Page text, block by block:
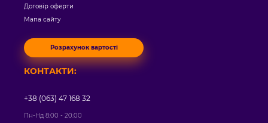
Договір оферти
Мапа сайту
Розрахунок вартості
КОНТАКТИ:
+38 (063) 47 168 32
Пн-Нд 8:00 - 20:00